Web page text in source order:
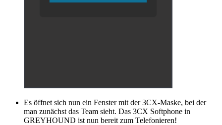
Es öffnet sich nun ein Fenster mit der 3CX-Maske, bei der
man zunächst das Team sieht. Das 3CX Softphone in
GREYHOUND ist nun bereit zum Telefonieren!